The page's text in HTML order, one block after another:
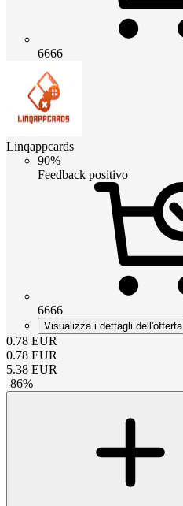
6666
Linqappcards
90%
Feedback positivo
6666
Visualizza i dettagli dell'offerta
0.78 EUR
0.78 EUR
5.38 EUR
-86%